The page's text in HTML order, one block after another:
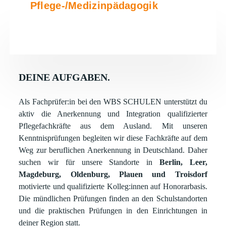
Pflege-/Medizinpädagogik
DEINE AUFGABEN.
Als Fachprüfer:in bei den WBS SCHULEN unterstützt du
aktiv die Anerkennung und Integration qualifizierter
Pflegefachkräfte aus dem Ausland. Mit unseren
Kenntnisprüfungen begleiten wir diese Fachkräfte auf dem
Weg zur beruflichen Anerkennung in Deutschland. Daher
suchen wir für unsere Standorte in Berlin, Leer,
Magdeburg, Oldenburg, Plauen und Troisdorf
motivierte und qualifizierte Kolleg:innen auf Honorarbasis.
Die mündlichen Prüfungen finden an den Schulstandorten
und die praktischen Prüfungen in den Einrichtungen in
deiner Region statt.